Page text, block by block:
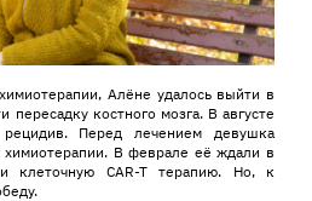
Алёне удалось выйти в
костного мозга. В августе
Перед лечением девушка
химиотерапии. В феврале её ждали в
клеточную CAR-T терапию. Но, к